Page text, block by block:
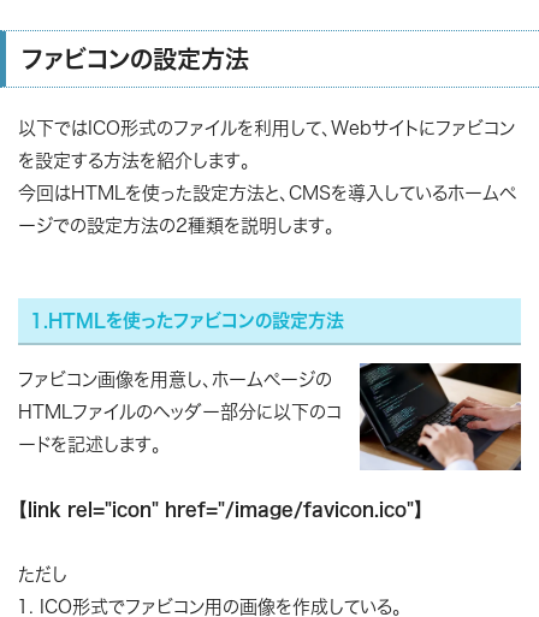
ファビコンの設定方法
以下ではICO形式のファイルを利用して、Webサイトにファビコン
を設定する方法を紹介します。
今回はHTMLを使った設定方法と、CMSを導入しているホームペ
ージでの設定方法の2種類を説明します。
1.HTMLを使ったファビコンの設定方法
ファビコン画像を用意し、ホームぺージの
HTMLファイルのヘッダー部分に以下のコ
ードを記述します。
【link rel="icon" href="/image/favicon.ico"】
ただし
ICO形式でファビコン用の画像を作成している。